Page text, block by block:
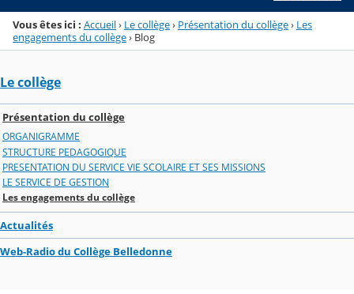
Vous êtes ici : Accueil› Le collège› Présentation du collège› Les
engagements du collège› Blog
Le collège
Présentation du collège
ORGANIGRAMME
STRUCTURE PEDAGOGIQUE
PRESENTATION DU SERVICE VIE SCOLAIRE ET SES MISSIONS
LE SERVICE DE GESTION
Les engagements du collège
Actualités
Web-Radio du Collège Belledonne